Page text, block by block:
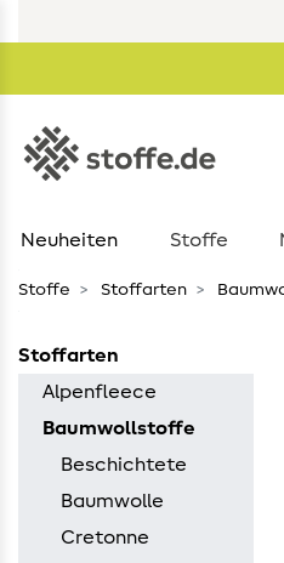
Neuheiten Stoffe
Stoffe Stoffarten
Stoffarten
Alpenfleece
Baumwollstoffe
Beschichtete
Baumwolle
Cretonne